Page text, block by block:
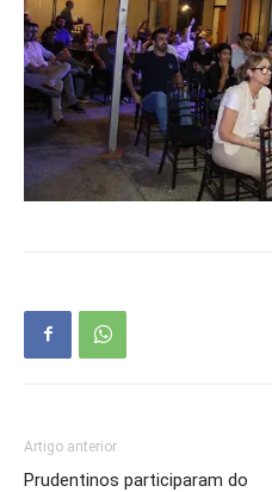
Artigo anterior
Prudentinos participaram do